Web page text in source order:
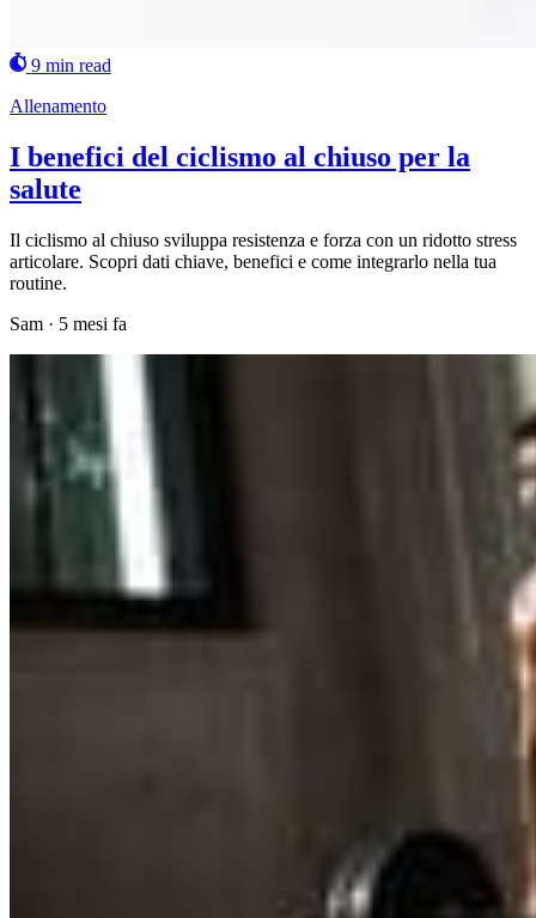
9 min read
Allenamento
I benefici del ciclismo al chiuso per la
salute
Il ciclismo al chiuso sviluppa resistenza e forza con un ridotto stress
articolare. Scopri dati chiave, benefici e come integrarlo nella tua
routine.
Sam · 5 mesi fa